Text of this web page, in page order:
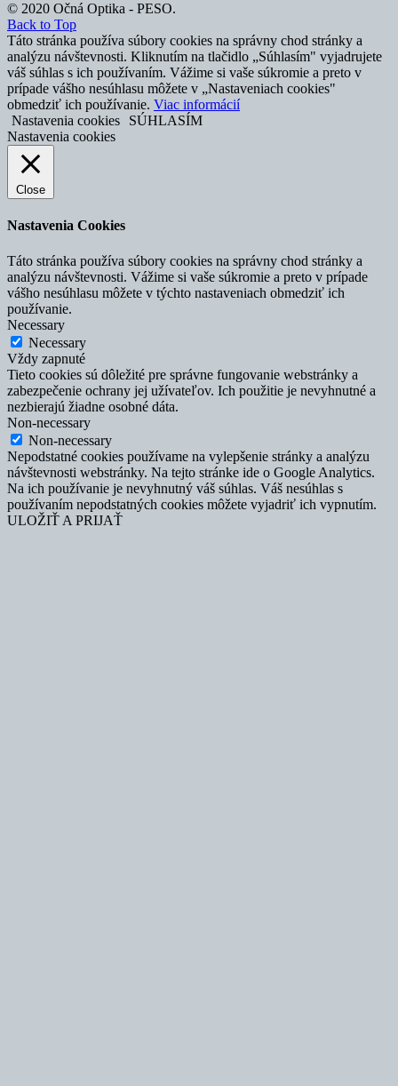
© 2020 Očná Optika - PESO.
Back to Top
Táto stránka používa súbory cookies na správny chod stránky a
analýzu návštevnosti. Kliknutím na tlačidlo „Súhlasím" vyjadrujete
váš súhlas s ich používaním. Vážime si vaše súkromie a preto v
prípade vášho nesúhlasu môžete v „Nastaveniach cookies"
obmedziť ich používanie. Viac informácií
Nastavenia cookies
SÚHLASÍM
Nastavenia cookies
Close
Nastavenia Cookies
Táto stránka používa súbory cookies na správny chod stránky a
analýzu návštevnosti. Vážime si vaše súkromie a preto v prípade
vášho nesúhlasu môžete v týchto nastaveniach obmedziť ich
používanie.
Necessary
Necessary
Vždy zapnuté
Tieto cookies sú dôležité pre správne fungovanie webstránky a
zabezpečenie ochrany jej užívateľov. Ich použitie je nevyhnutné a
nezbierajú žiadne osobné dáta.
Non-necessary
Non-necessary
Nepodstatné cookies používame na vylepšenie stránky a analýzu
návštevnosti webstránky. Na tejto stránke ide o Google Analytics.
Na ich používanie je nevyhnutný váš súhlas. Váš nesúhlas s
používaním nepodstatných cookies môžete vyjadriť ich vypnutím.
ULOŽIŤ A PRIJAŤ